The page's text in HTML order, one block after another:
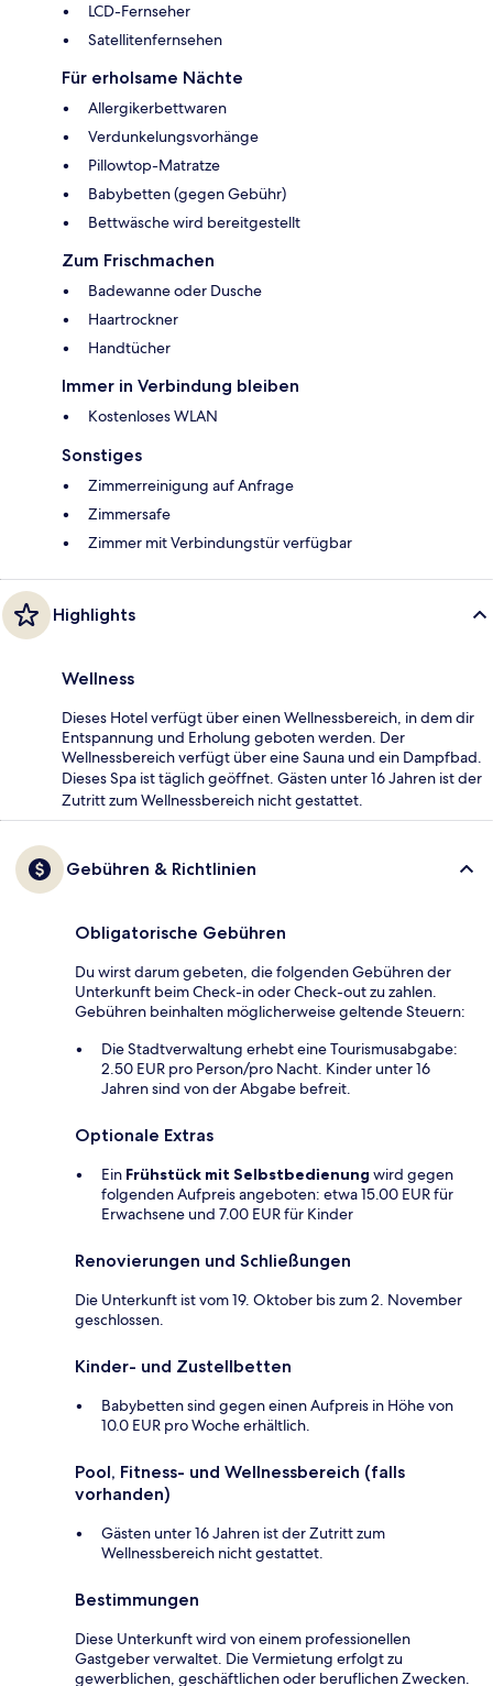
LCD-Fernseher
Satellitenfernsehen
Für erholsame Nächte
Allergikerbettwaren
Verdunkelungsvorhänge
Pillowtop-Matratze
Babybetten (gegen Gebühr)
Bettwäsche wird bereitgestellt
Zum Frischmachen
Badewanne oder Dusche
Haartrockner
Handtücher
Immer in Verbindung bleiben
Kostenloses WLAN
Sonstiges
Zimmerreinigung auf Anfrage
Zimmersafe
Zimmer mit Verbindungstür verfügbar
Highlights
Wellness
Dieses Hotel verfügt über einen Wellnessbereich, in dem dir
Entspannung und Erholung geboten werden. Der
Wellnessbereich verfügt über eine Sauna und ein Dampfbad.
Dieses Spa ist täglich geöffnet. Gästen unter 16 Jahren ist der
Zutritt zum Wellnessbereich nicht gestattet.
Gebühren & Richtlinien
Obligatorische Gebühren
Du wirst darum gebeten, die folgenden Gebühren der
Unterkunft beim Check-in oder Check-out zu zahlen.
Gebühren beinhalten möglicherweise geltende Steuern:
Die Stadtverwaltung erhebt eine Tourismusabgabe:
2.50 EUR pro Person/pro Nacht. Kinder unter 16
Jahren sind von der Abgabe befreit.
Optionale Extras
Ein Frühstück mit Selbstbedienung wird gegen
folgenden Aufpreis angeboten: etwa 15.00 EUR für
Erwachsene und 7.00 EUR für Kinder
Renovierungen und Schließungen
Die Unterkunft ist vom 19. Oktober bis zum 2. November
geschlossen.
Kinder- und Zustellbetten
Babybetten sind gegen einen Aufpreis in Höhe von
10.0 EUR pro Woche erhältlich.
Pool, Fitness- und Wellnessbereich (falls
vorhanden)
Gästen unter 16 Jahren ist der Zutritt zum
Wellnessbereich nicht gestattet.
Bestimmungen
Diese Unterkunft wird von einem professionellen
Gastgeber verwaltet. Die Vermietung erfolgt zu
gewerblichen, geschäftlichen oder beruflichen Zwecken.